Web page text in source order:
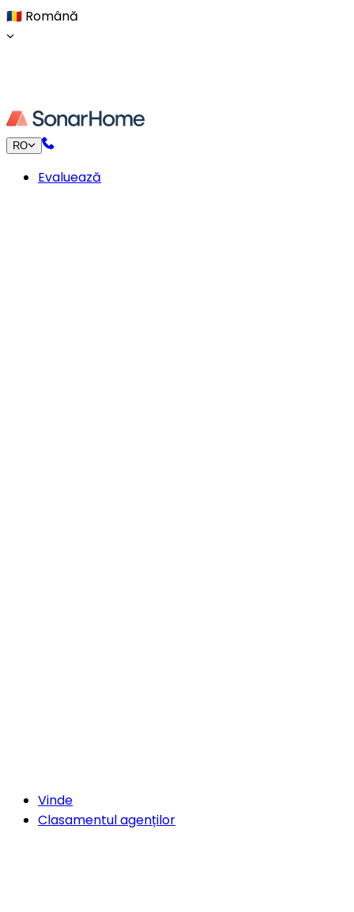
🇷🇴 Română
RO
Evaluează
Vinde
Clasamentul agenților